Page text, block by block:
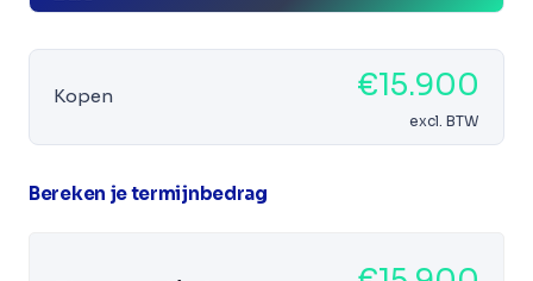
Kopen €15.900
excl. BTW
Bereken je termijnbedrag